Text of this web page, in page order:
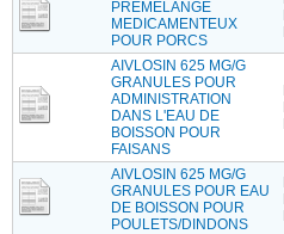
PREMELANGE
MEDICAMENTEUX
POUR PORCS
AIVLOSIN 625 MG/G
GRANULES POUR
ADMINISTRATION
DANS L'EAU DE
BOISSON POUR
FAISANS
AIVLOSIN 625 MG/G
GRANULES POUR EAU
DE BOISSON POUR
POULETS/DINDONS